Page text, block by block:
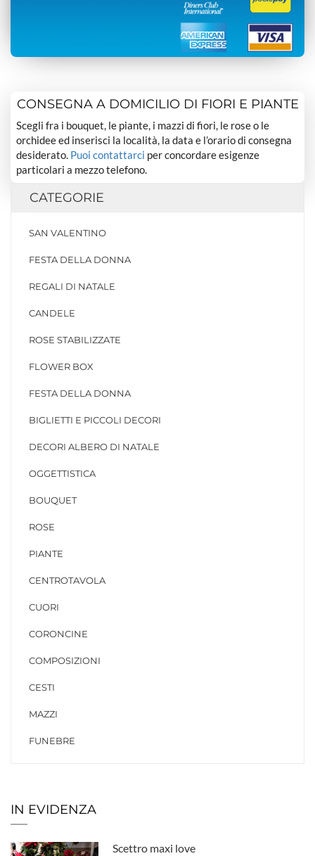
CONSEGNA A DOMICILIO DI FIORI E PIANTE
Scegli fra i bouquet, le piante, i mazzi di fiori, le rose o le
orchidee ed inserisci la località, la data e l’orario di consegna
desiderato. Puoi contattarci per concordare esigenze
particolari a mezzo telefono.
CATEGORIE
SAN VALENTINO
FESTA DELLA DONNA
REGALI DI NATALE
CANDELE
ROSE STABILIZZATE
FLOWER BOX
FESTA DELLA DONNA
BIGLIETTI E PICCOLI DECORI
DECORI ALBERO DI NATALE
OGGETTISTICA
BOUQUET
ROSE
PIANTE
CENTROTAVOLA
CUORI
CORONCINE
COMPOSIZIONI
CESTI
MAZZI
FUNEBRE
IN EVIDENZA
Scettro maxi love